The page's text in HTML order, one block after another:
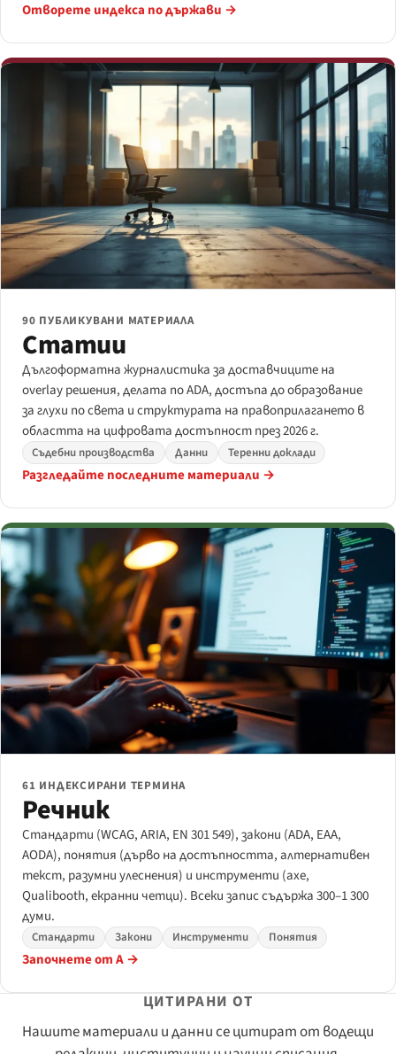
Отворете индекса по държави →
90 ПУБЛИКУВАНИ МАТЕРИАЛА
Статии
Дългоформатна журналистика за доставчиците на
overlay решения, делата по ADA, достъпа до образование
за глухи по света и структурата на правоприлагането в
областта на цифровата достъпност през 2026 г.
Съдебни производства Данни Теренни доклади
Разгледайте последните материали →
61 ИНДЕКСИРАНИ ТЕРМИНА
Речник
Стандарти (WCAG, ARIA, EN 301 549), закони (ADA, EAA,
AODA), понятия (дърво на достъпността, алтернативен
текст, разумни улеснения) и инструменти (axe,
Qualibooth, екранни четци). Всеки запис съдържа 300–1 300
думи.
Стандарти Закони Инструменти Понятия
Започнете от А →
ЦИТИРАНИ ОТ
Нашите материали и данни се цитират от водещи